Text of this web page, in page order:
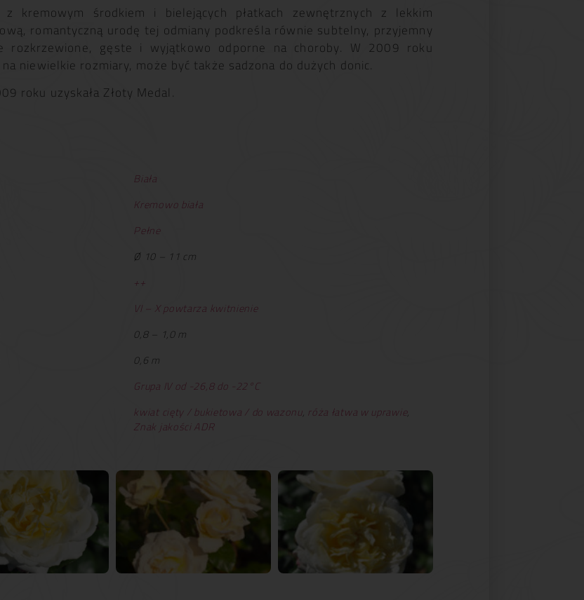
kremowym środkiem i bielejących płatkach zewnętrznych z lekkim
romantyczną urodę tej odmiany podkreśla równie subtelny, przyjemny
rozkrzewione, gęste i wyjątkowo odporne na choroby. W 2009 roku
niewielkie rozmiary, może być także sadzona do dużych donic.
roku uzyskała Złoty Medal.
Biała
Kremowo biała
Pełne
Ø 10 – 11 cm
++
VI – X powtarza kwitnienie
0,8 – 1,0 m
0,6 m
Grupa IV od -26,8 do -22°C
kwiat cięty / bukietowa / do wazonu, róża łatwa w uprawie,
Znak jakości ADR